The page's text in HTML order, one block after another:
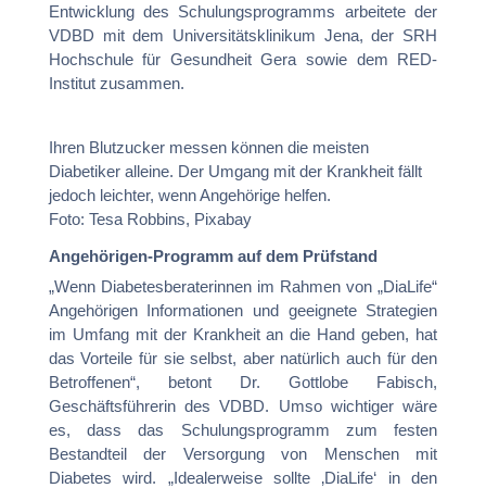
Entwicklung des Schulungsprogramms arbeitete der
VDBD mit dem Universitätsklinikum Jena, der SRH
Hochschule für Gesundheit Gera sowie dem RED-
Institut zusammen.
Ihren Blutzucker messen können die meisten
Diabetiker alleine. Der Umgang mit der Krankheit fällt
jedoch leichter, wenn Angehörige helfen.
Foto: Tesa Robbins, Pixabay
Angehörigen-Programm auf dem Prüfstand
„Wenn Diabetesberaterinnen im Rahmen von „DiaLife“
Angehörigen Informationen und geeignete Strategien
im Umfang mit der Krankheit an die Hand geben, hat
das Vorteile für sie selbst, aber natürlich auch für den
Betroffenen“, betont Dr. Gottlobe Fabisch,
Geschäftsführerin des VDBD. Umso wichtiger wäre
es, dass das Schulungsprogramm zum festen
Bestandteil der Versorgung von Menschen mit
Diabetes wird. „Idealerweise sollte ‚DiaLife‘ in den